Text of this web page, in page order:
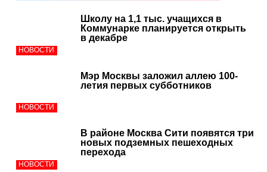
НОВОСТИ
Школу на 1,1 тыс. учащихся в
Коммунарке планируется открыть
в декабре
НОВОСТИ
Мэр Москвы заложил аллею 100-
летия первых субботников
НОВОСТИ
В районе Москва Сити появятся три
новых подземных пешеходных
перехода